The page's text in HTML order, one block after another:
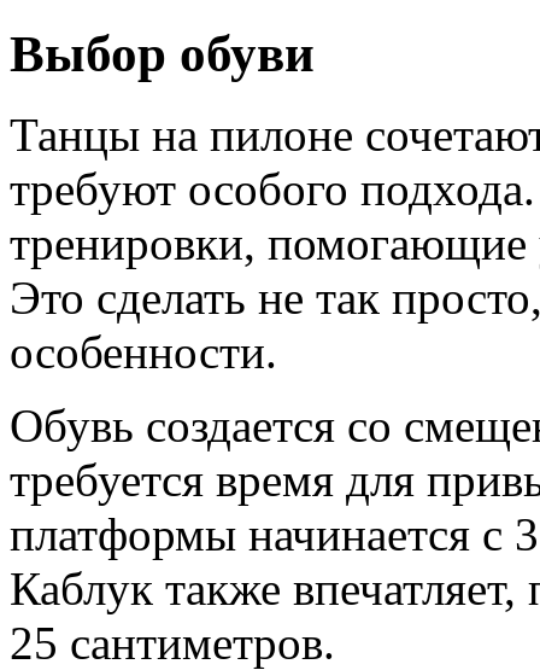
Выбор обуви
Танцы на пилоне
требуют особого
тренировки, помогающие
Это сделать не так
особенности.
Обувь создается со
требуется время для
платформы начинается с
Каблук также
25 сантиметров.